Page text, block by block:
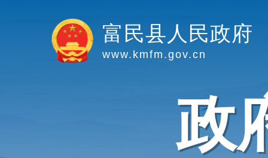
富民县人民政府
www.kmfm.gov.cn
政